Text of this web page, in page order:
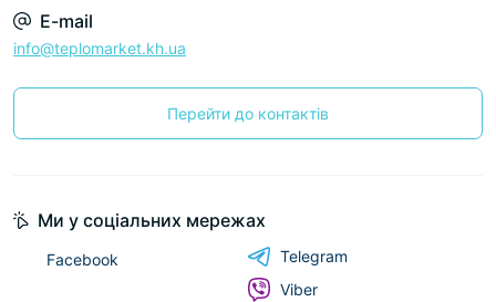
E-mail
info@teplomarket.kh.ua
Перейти до контактів
Ми у соціальних мережах
Facebook
Telegram
Viber